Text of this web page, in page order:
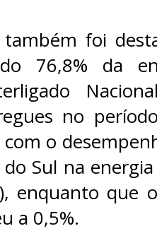
foi
76,8% da
no
o
Sul na
enquanto que
a 0,5%.